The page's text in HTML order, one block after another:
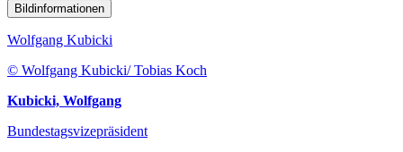
Bildinformationen
Wolfgang Kubicki
© Wolfgang Kubicki/ Tobias Koch
Kubicki, Wolfgang
Bundestagsvizepräsident